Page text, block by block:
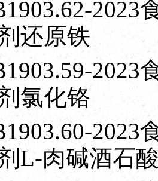
2023
还原铁
2023
氯化铬
2023
L-肉碱酒石